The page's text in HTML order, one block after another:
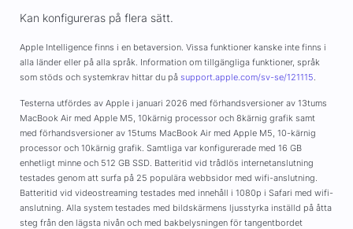
Kan konfigureras på flera sätt.
Apple Intelligence finns i en betaversion. Vissa funktioner kanske inte finns i
alla länder eller på alla språk. Information om tillgängliga funktioner, språk
som stöds och systemkrav hittar du på support.apple.com/sv-se/121115.
Testerna utfördes av Apple i januari 2026 med förhandsversioner av 13tums
MacBook Air med Apple M5, 10kärnig processor och 8kärnig grafik samt
med förhandsversioner av 15tums MacBook Air med Apple M5, 10-kärnig
processor och 10kärnig grafik. Samtliga var konfigurerade med 16 GB
enhetligt minne och 512 GB SSD. Batteritid vid trådlös internetanslutning
testades genom att surfa på 25 populära webbsidor med wifi-anslutning.
Batteritid vid videostreaming testades med innehåll i 1080p i Safari med wifi-
anslutning. Alla system testades med bildskärmens ljusstyrka inställd på åtta
steg från den lägsta nivån och med bakbelysningen för tangentbordet